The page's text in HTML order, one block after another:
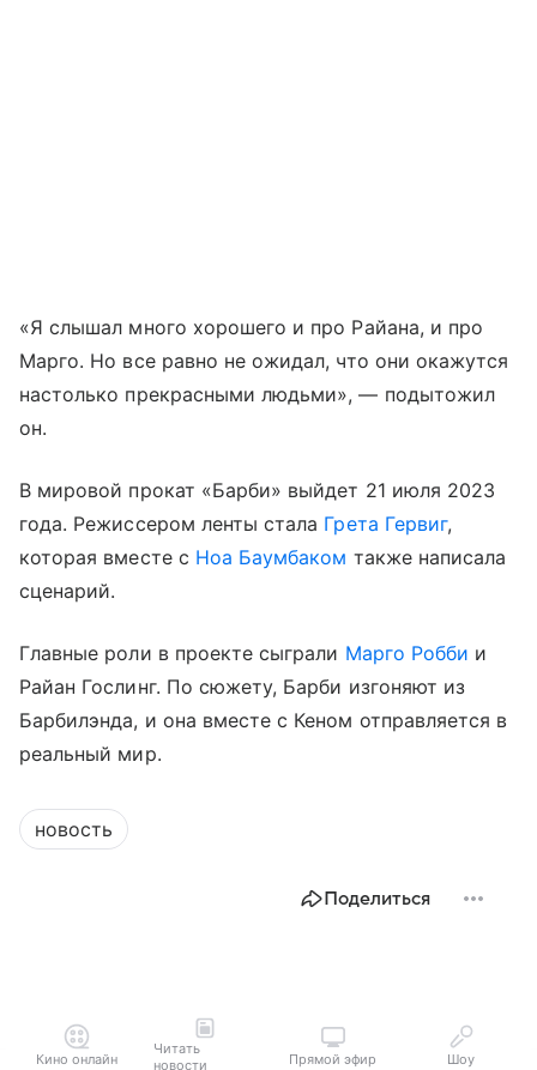
«Я слышал много хорошего и про Райана, и про
Марго. Но все равно не ожидал, что они окажутся
настолько прекрасными людьми», — подытожил
он.
В мировой прокат «Барби» выйдет 21 июля 2023
года. Режиссером ленты стала Грета Гервиг,
которая вместе с Ноа Баумбаком также написала
сценарий.
Главные роли в проекте сыграли Марго Робби и
Райан Гослинг. По сюжету, Барби изгоняют из
Барбилэнда, и она вместе с Кеном отправляется в
реальный мир.
новость
Поделиться
Кино онлайн
Читать
новости
Прямой эфир Шоу